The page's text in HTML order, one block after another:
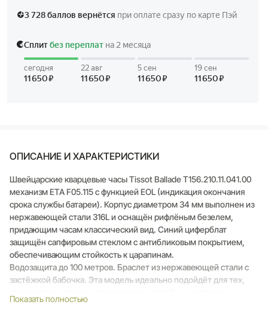
ОПИСАНИЕ И ХАРАКТЕРИСТИКИ
Швейцарские кварцевые часы Tissot Ballade T156.210.11.041.00
механизм ETA F05.115 с функцией EOL (индикация окончания
срока службы батареи). Корпус диаметром 34 мм выполнен из
нержавеющей стали 316L и оснащён рифлёным безелем,
придающим часам классический вид. Синий циферблат
защищён сапфировым стеклом с антибликовым покрытием,
обеспечивающим стойкость к царапинам.
Водозащита до 100 метров. Браслет из нержавеющей стали с
застёжкой бабочка. Эта модель идеально подойдёт для тех,
технологий.
Показать полностью